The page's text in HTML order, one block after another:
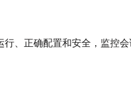
、正确配置和安全，监控会